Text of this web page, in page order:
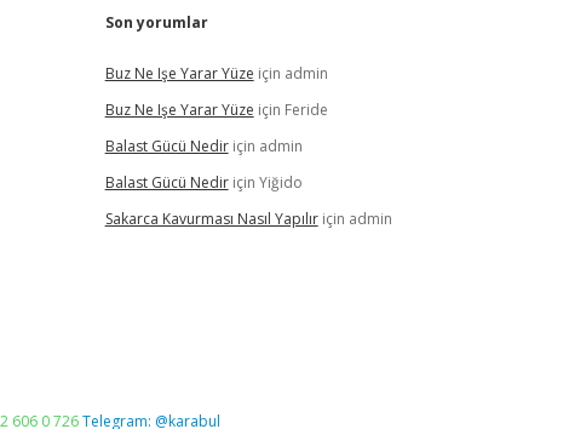
Son yorumlar
Buz Ne Işe Yarar Yüze için admin
Buz Ne Işe Yarar Yüze için Feride
Balast Gücü Nediriçin admin
Balast Gücü Nediriçin Yiğido
Sakarca Kavurması Nasıl Yapılıriçin admin
606 0 726Telegram: @karabul